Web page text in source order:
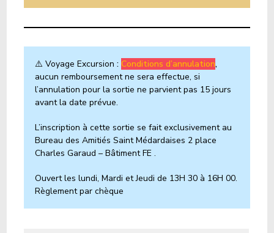
⚠️ Voyage Excursion:Conditions d’annulation,
aucun remboursement ne sera effectue, si
l’annulation pour la sortie ne parvient pas 15 jours
avant la date prévue.
L’inscription à cette sortie se fait exclusivement au
Bureau des Amitiés Saint Médardaises 2 place
Charles Garaud – Bâtiment FE .
Ouvert les lundi, Mardi et Jeudi de 13H 30 à 16H 00.
Règlement par chèque